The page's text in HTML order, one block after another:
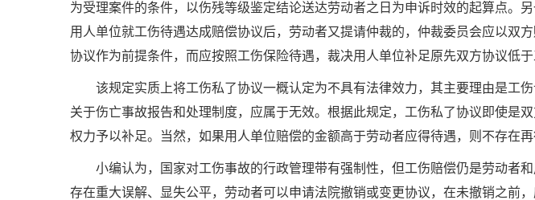
为受理案件的条件，以伤残等级鉴定结论送达劳动者之日为申诉时效的起算点。
用人单位就工伤待遇达成赔偿协议后，劳动者又提请仲裁的，仲裁委员会应以双
协议作为前提条件，而应按照工伤保险待遇，裁决用人单位补足原先双方协议低
该规定实质上将工伤私了协议一概认定为不具有法律效力，其主要理由是工
关于伤亡事故报告和处理制度，应属于无效。根据此规定，工伤私了协议即使是
权力予以补足。当然，如果用人单位赔偿的金额高于劳动者应得待遇，则不存在
小编认为，国家对工伤事故的行政管理带有强制性，但工伤赔偿仍是劳动者
存在重大误解、显失公平，劳动者可以申请法院撤销或变更协议，在未撤销之前